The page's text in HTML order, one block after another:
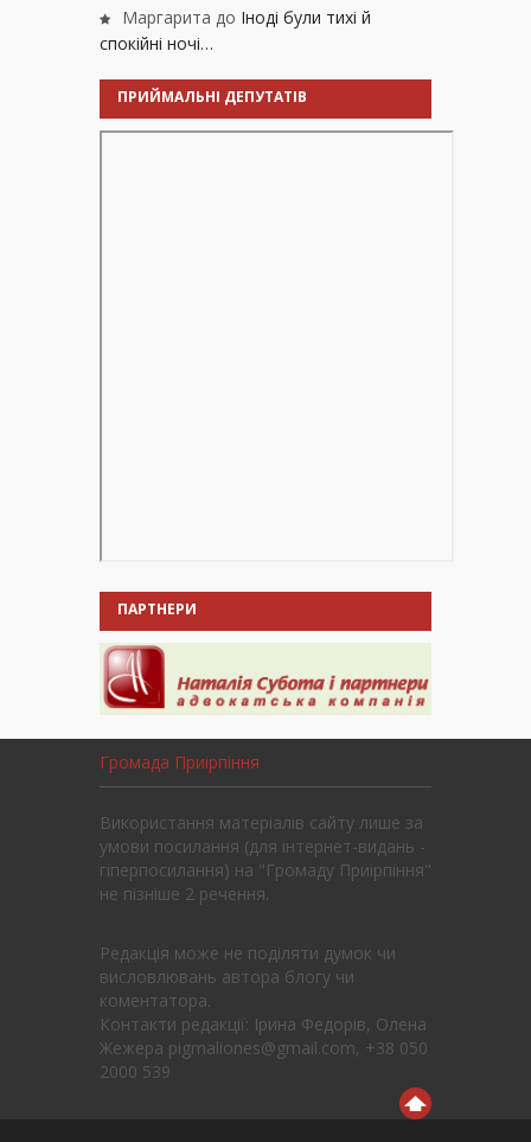
Маргарита до Іноді були тихі й
спокійні ночі…
ПРИЙМАЛЬНІ ДЕПУТАТІВ
ПАРТНЕРИ
Громада Приірпіння
Використання матеріалів сайту лише за
умови посилання (для інтернет-видань -
гіперпосилання) на "Громаду Приірпіння"
не пізніше 2 речення.
Редакція може не поділяти думок чи
висловлювань автора блогу чи
коментатора.
Контакти редакції: Ірина Федорів, Олена
Жежера pigmaliones@gmail.com, +38 050
2000 539